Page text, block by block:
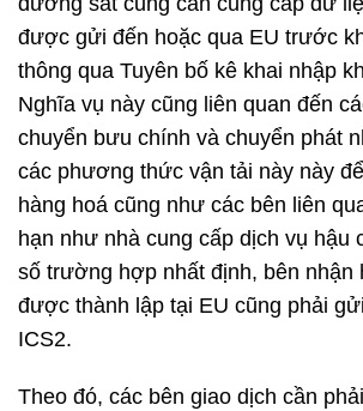
được gửi đến hoặc qua EU trước
thông qua Tuyên bố kê khai nhập
Nghĩa vụ này cũng liên quan đến
chuyển bưu chính và chuyển phát
các phương thức vận tải này này
hàng hoá cũng như các bên liên
hạn như nhà cung cấp dịch vụ hậu
số trường hợp nhất định, bên nhận
được thành lập tại EU cũng phải
ICS2.
Theo đó, các bên giao dịch cần